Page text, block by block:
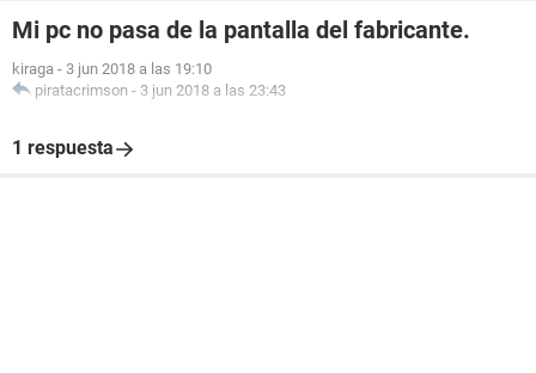
Mi pc no pasa de la pantalla del fabricante.
kiraga - 3 jun 2018 a las 19:10
piratacrimson - 3 jun 2018 a las 23:43
1 respuesta